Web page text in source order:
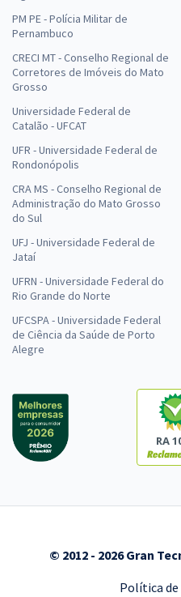
PM PE - Polícia Militar de
Pernambuco
CRECI MT - Conselho Regional de
Corretores de Imóveis do Mato
Grosso
Universidade Federal de
Catalão - UFCAT
UFR - Universidade Federal de
Rondonópolis
CRA MS - Conselho Regional de
Administração do Mato Grosso
do Sul
UFJ - Universidade Federal de
Jataí
UFRN - Universidade Federal do
Rio Grande do Norte
UFCSPA - Universidade Federal
de Ciência da Saúde de Porto
Alegre
RA
© 2012 - 2026 Gran
Política de